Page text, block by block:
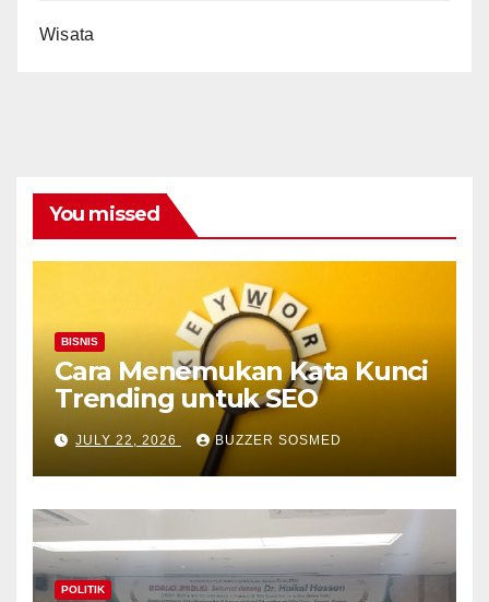
Wisata
You missed
BISNIS
Cara Menemukan Kata Kunci
Trending untuk SEO
JULY 22, 2026 BUZZER SOSMED
POLITIK